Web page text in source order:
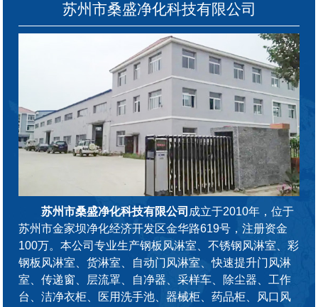
苏州市桑盛净化科技有限公司
苏州市桑盛净化科技有限公司 成立于2010年，位于
苏州市金家坝净化经济开发区金华路619号，注册资金
100万。本公司专业生产钢板风淋室、不锈钢风淋室、彩
钢板风淋室、货淋室、自动门风淋室、快速提升门风淋
室、传递窗、层流罩、自净器、采样车、除尘器、工作
台、洁净衣柜、医用洗手池、器械柜、药品柜、风口风